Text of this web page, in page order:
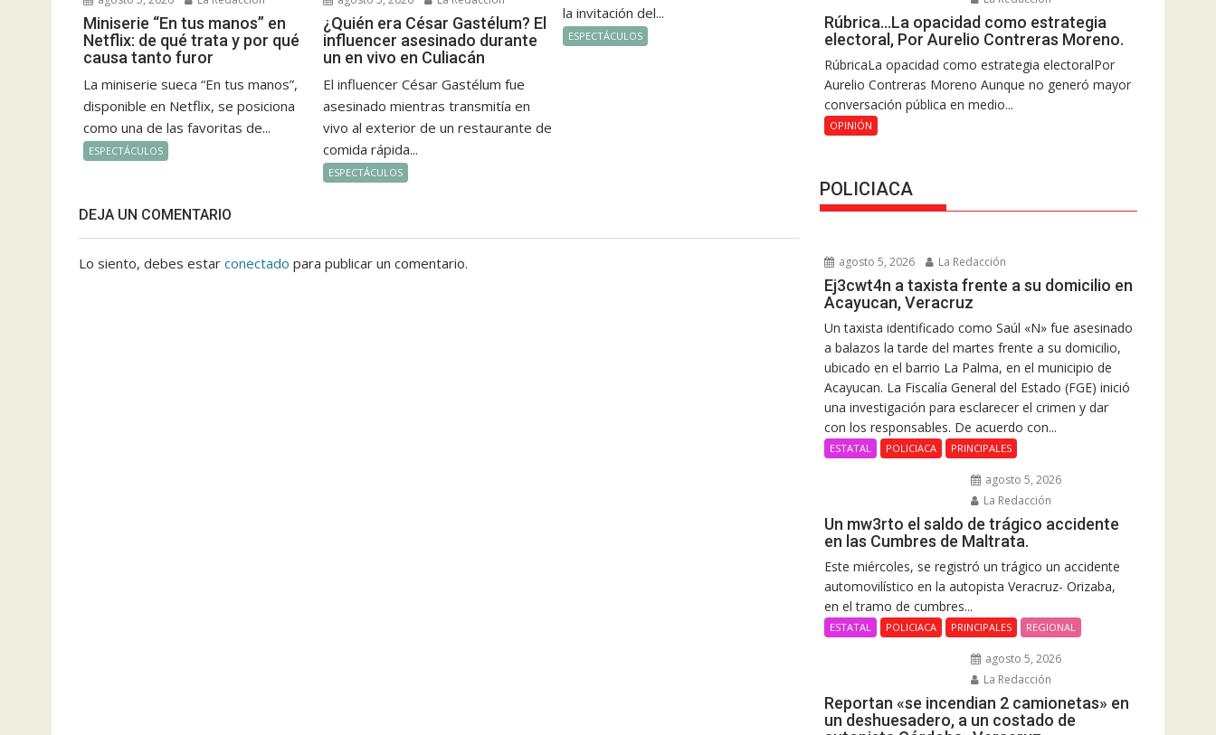
Miniserie “En tus manos” en
Netflix: de qué trata y por qué
causa tanto furor
La miniserie sueca “En tus manos”,
disponible en Netflix, se posiciona
como una de las favoritas de...
ESPECTÁCULOS
¿Quién era César Gastélum? El
influencer asesinado durante
un en vivo en Culiacán
El influencer César Gastélum fue
asesinado mientras transmitía en
vivo al exterior de un restaurante de
comida rápida...
ESPECTÁCULOS
la invitación del...
ESPECTÁCULOS
DEJA UN COMENTARIO
Lo siento, debes estar conectado para publicar un comentario.
Rúbrica…La opacidad como estrategia
electoral, Por Aurelio Contreras Moreno.
RúbricaLa opacidad como estrategia electoralPor
Aurelio Contreras Moreno Aunque no generó mayor
conversación pública en medio...
OPINIÓN
POLICIACA
agosto 5, 2026 La Redacción
Ej3cwt4n a taxista frente a su domicilio en
Acayucan, Veracruz
Un taxista identificado como Saúl «N» fue asesinado
a balazos la tarde del martes frente a su domicilio,
ubicado en el barrio La Palma, en el municipio de
Acayucan. La Fiscalía General del Estado (FGE) inició
una investigación para esclarecer el crimen y dar
con los responsables. De acuerdo con...
ESTATAL POLICIACA PRINCIPALES
agosto 5, 2026
La Redacción
Un mw3rto el saldo de trágico accidente
en las Cumbres de Maltrata.
Este miércoles, se registró un trágico un accidente
automovilístico en la autopista Veracruz- Orizaba,
en el tramo de cumbres...
ESTATAL POLICIACA PRINCIPALES REGIONAL
agosto 5, 2026
La Redacción
Reportan «se incendian 2 camionetas» en
un deshuesadero, a un costado de